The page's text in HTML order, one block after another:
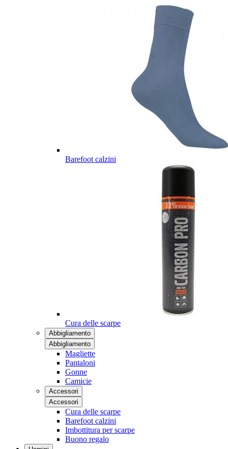
Barefoot calzini
Cura delle scarpe
Abbigliamento
Abbigliamento
Magliette
Pantaloni
Gonne
Camicie
Accessori
Accessori
Cura delle scarpe
Barefoot calzini
Imbottitura per scarpe
Buono regalo